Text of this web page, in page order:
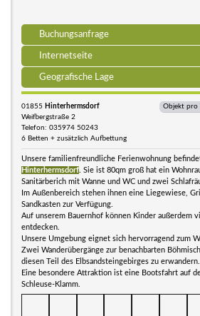
Buchungsanfrage
Internetseite
Geografische Lage
01855 Hinterhermsdorf
Weifbergstraße 2
Telefon: 035974 50243
6 Betten + zusätzlich Aufbettung
Objekt pro
Unsere familienfreundliche Ferienwohnung
Hinterhermsdorf . Sie ist 80qm groß hat ein
Sanitärberich mit Wanne und WC und zwei
Im Außenbereich stehen ihnen eine Liegewiese,
Sandkasten zur Verfügung.
Auf unserem Bauernhof können Kinder außerdem
entdecken.
Unsere Umgebung eignet sich hervorragend zum
Zwei Wanderübergänge zur benachbarten
diesen Teil des Elbsandsteingebirges zu erwandern.
Eine besondere Attraktion ist eine Bootsfahrt auf
Schleuse-Klamm.